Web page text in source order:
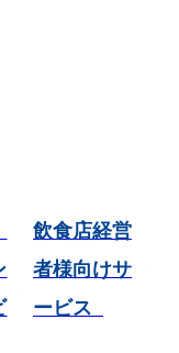
飲食店経営
者様向けサ
ービス